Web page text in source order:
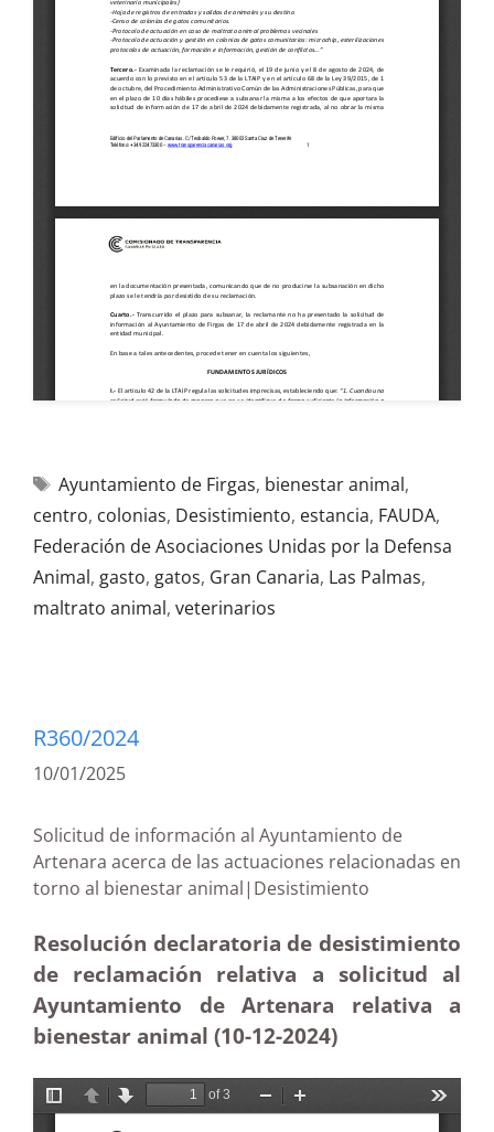
Ayuntamiento de Firgas, bienestar animal,
centro, colonias, Desistimiento, estancia, FAUDA,
Federación de Asociaciones Unidas por la Defensa
Animal, gasto, gatos, Gran Canaria, Las Palmas,
maltrato animal, veterinarios
R360/2024
10/01/2025
Solicitud de información al Ayuntamiento de
Artenara acerca de las actuaciones relacionadas en
torno al bienestar animal|Desistimiento
Resolución declaratoria de desistimiento
de reclamación relativa a solicitud al
Ayuntamiento de Artenara relativa a
bienestar animal (10-12-2024)